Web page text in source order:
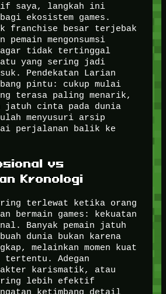
saya, langkah ini
ekosistem games.
franchise besar terjebak
pemain mengonsumsi
tidak tertinggal
yang sering jadi
Pendekatan Larian
pintu: cukup mulai
terasa paling menarik,
jatuh cinta pada dunia
menyusuri arsip
perjalanan balik ke
vs
Kronologi
terlewat ketika orang
bermain games: kekuatan
Banyak pemain jatuh
dunia bukan karena
melainkan momen kuat
Adegan
karismatik, atau
lebih efektif
ketimbang detail